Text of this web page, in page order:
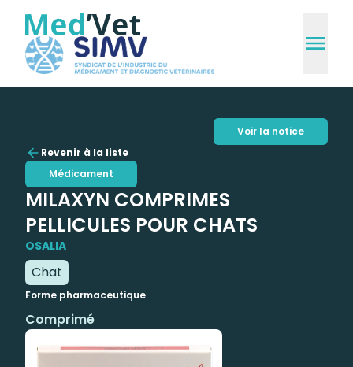
Revenir à la liste
Médicament
MILAXYN COMPRIMES
PELLICULES POUR CHATS
OSALIA
Chat
Forme pharmaceutique
Comprimé
Voir la notice